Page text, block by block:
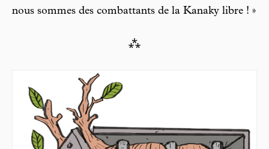
nous sommes des combattants de la Kanaky libre ! »
⁂